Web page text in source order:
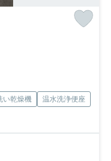
い乾燥機
温水洗浄便座